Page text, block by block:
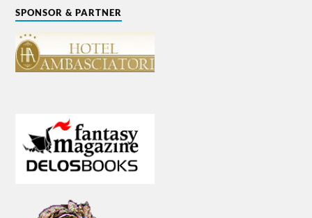
SPONSOR & PARTNER